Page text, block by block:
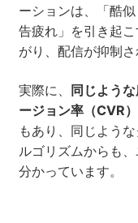
ーションは、「酷
告疲れ」を引き起
がり、配信が抑制
実際に、 同じよう
ージョン率（CVR
もあり、同じよう
ルゴリズムからも
分かっています。